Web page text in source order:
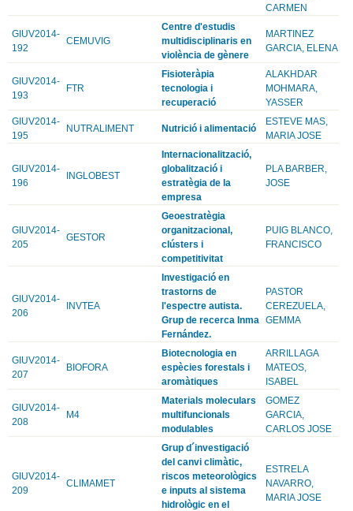
CARMEN
GIUV2014-
192
CEMUVIG
Centre d'estudis
multidisciplinaris en
violència de gènere
MARTINEZ
GARCIA, ELENA
GIUV2014-
193
FTR
Fisioteràpia
tecnologia i
recuperació
ALAKHDAR
MOHMARA,
YASSER
GIUV2014-
195
NUTRALIMENT Nutrició i alimentació
ESTEVE MAS,
MARIA JOSE
GIUV2014-
196
INGLOBEST
Internacionalització,
globalització i
estratègia de la
empresa
PLA BARBER,
JOSE
GIUV2014-
205
GESTOR
Geoestratègia
organitzacional,
clústers i
competitivitat
PUIG BLANCO,
FRANCISCO
GIUV2014-
206
INVTEA
Investigació en
trastorns de
l'espectre autista.
Grup de recerca Inma
Fernández.
PASTOR
CEREZUELA,
GEMMA
GIUV2014-
207
BIOFORA
Biotecnologia en
espècies forestals i
aromàtiques
ARRILLAGA
MATEOS,
ISABEL
GIUV2014-
208
M4
Materials moleculars
multifuncionals
modulables
GOMEZ
GARCIA,
CARLOS JOSE
GIUV2014-
209
CLIMAMET
Grup d´investigació
del canvi climàtic,
riscos meteorològics
e inputs al sistema
hidrològic en el
ESTRELA
NAVARRO,
MARIA JOSE